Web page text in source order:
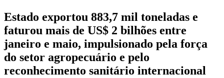
Estado exportou 883,7 mil toneladas e
faturou mais de US$ 2 bilhões entre
janeiro e maio, impulsionado pela força
do setor agropecuário e pelo
reconhecimento sanitário internacional